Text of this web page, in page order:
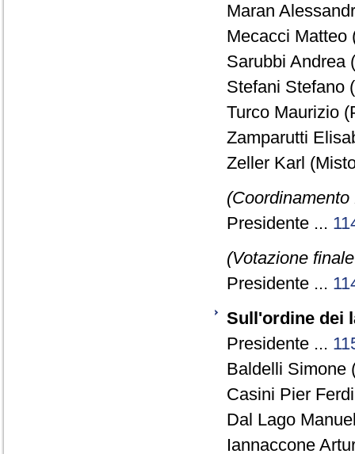
Maran
Mecacci
Sarubbi Andrea
Stefani Stefano
Turco Maurizio
Zamparutti
Zeller Karl
Presidente ...
(Votazione
Presidente ...
Sull'ordine dei
Presidente ...
Baldelli Simone
Casini Pier
Dal Lago
Iannaccone